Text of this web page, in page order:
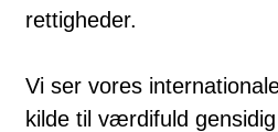
rettigheder.
Vi ser vores
kilde til værdifuld